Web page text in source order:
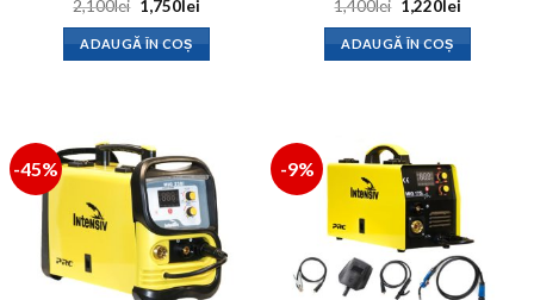
2,100lei Prețul
inițial
a
fost:
2,100lei.
1,750leiPrețul
ADAUGĂ ÎN COȘ
1,400lei Prețul
inițial
a
fost:
1,400lei.
1,220leiPrețul
ADAUGĂ ÎN COȘ
-45% -9%